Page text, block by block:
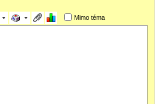
Mimo téma